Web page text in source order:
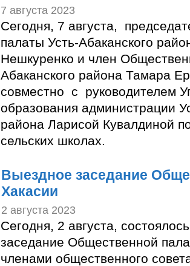
7 августа 2023
Сегодня, 7 августа,
палаты Усть-Абаканского
Нешкуренко и член
Абаканского района Тамара
совместно с руководителем
образования администрации
района Ларисой Кувалдиной
сельских школах.
Выездное заседание
Хакасии
2 августа 2023
Сегодня, 2 августа,
заседание Общественной
членами общественного